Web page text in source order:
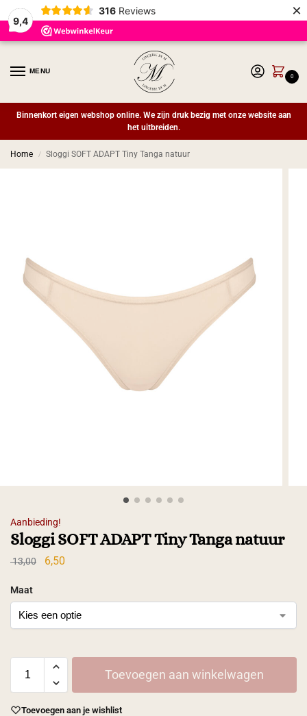
9,4
316 Reviews ×
MENU
0
Binnenkort eigen webshop online. We zijn druk bezig met onze website aan
het uitbreiden.
Home / Sloggi SOFT ADAPT Tiny Tanga natuur
Aanbieding!
Sloggi SOFT ADAPT Tiny Tanga natuur
13,00 6,50
Maat
Toevoegen aan winkelwagen
Toevoegen aan je wishlist